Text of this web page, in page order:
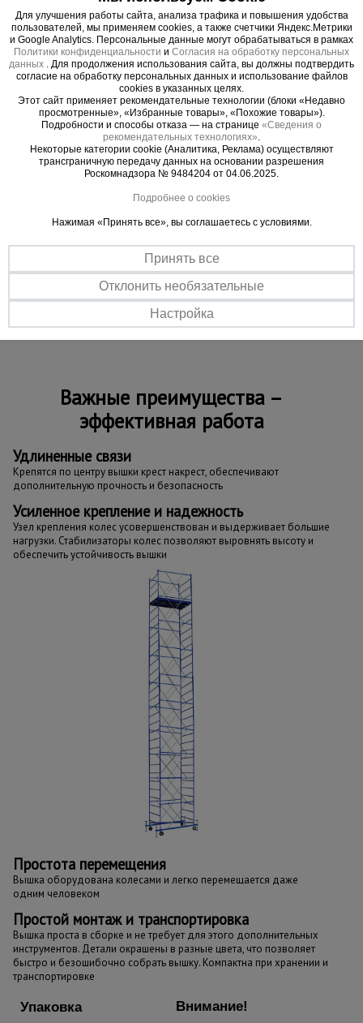
риска.
4. Долговечность, которая бросает вызов
времени
- Турецкое порошковое покрытие Picante Boya:
Эстетичный и исключительно стойкий барьер
против царапин, УФ-излучения и агрессивных
сред. Конструкция сохраняет профессиональный
вид после многих лет интенсивной эксплуатации.
5. Эффективность, экономящая ваше время
- Простая сборка без инструментов: Интуитивная
система «труба в трубу» и надежные флажковые
замки позволяют собрать вышку силами одного
человека за считанные минуты.
- Полное соответствие ГОСТ: Ваша гарантия
того, что оборудование прошло все испытания и
соответствует высочайшим стандартам
Важные преимущества –
эффективная работа
Удлиненные связи
Крепятся по центру вышки крест накрест, обеспечивают
дополнительную прочность и безопасность
Усиленное крепление и надежность
Узел крепления колес усовершенствован и выдерживает большие
нагрузки. Стабилизаторы колес позволяют выровнять высоту и
обеспечить устойчивость вышки
Простота перемещения
Вышка оборудована колесами и легко перемещается даже
одним человеком
Простой монтаж и транспортировка
Вышка проста в сборке и не требует для этого дополнительных
инструментов. Детали окрашены в разные цвета, что позволяет
быстро и безошибочно собрать вышку. Компактна при хранении и
транспортировке
Упаковка Внимание!
Для улучшения работы сайта, анализа трафика и повышения удобства
пользователей, мы применяем cookies, а также счетчики Яндекс.Метрики
и Google Analytics. Персональные данные могут обрабатываться в рамках
Политики конфиденциальности и Согласия на обработку персональных
данных . Для продолжения использования сайта, вы должны подтвердить
согласие на обработку персональных данных и использование файлов
cookies в указанных целях.
Этот сайт применяет рекомендательные технологии (блоки «Недавно
просмотренные», «Избранные товары», «Похожие товары»).
Подробности и способы отказа — на странице «Сведения о
рекомендательных технологиях».
Некоторые категории cookie (Аналитика, Реклама) осуществляют
трансграничную передачу данных на основании разрешения
Роскомнадзора № 9484204 от 04.06.2025.
Подробнее о cookies
Нажимая «Принять все», вы соглашаетесь с условиями.
Принять все
Отклонить необязательные
Настройка